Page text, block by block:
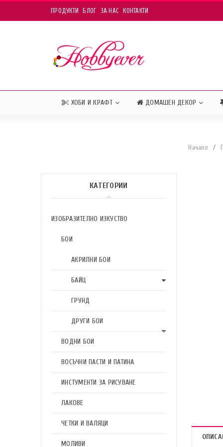
ПРОДУКТИ БЛОГ ЗА НАС КОНТАКТИ
ХОБИ И КРАФТ ДОМАШЕН ДЕКОР
Начало /
КАТЕГОРИИ
ИЗОБРАЗИТЕЛНО ИЗКУСТВО
БОИ
АКРИЛНИ БОИ
БАЙЦ
ГРУНД
ДРУГИ БОИ
ВОДНИ БОИ
ВОСЪЧНИ ПАСТИ И ПАТИНА
ИНСТУМЕНТИ ЗА РИСУВАНЕ
ЛАКОВЕ
ЧЕТКИ И ВАЛЯЦИ
МОЛИВИ